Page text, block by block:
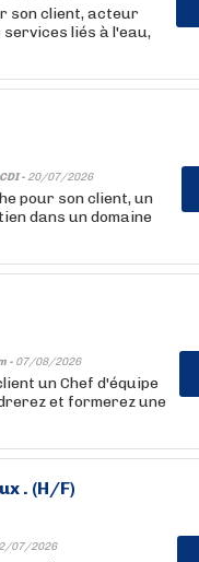
son client, acteur
services liés à l'eau,
CDI - 20/07/2026
pour son client, un
dans un domaine
- 07/08/2026
un Chef d'équipe
et formerez une
. (H/F)
07/2026